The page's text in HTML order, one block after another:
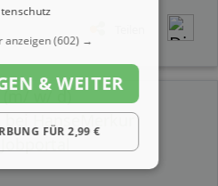
w/ d)
HanseMerkur
anzeigen(602) →
& WEITER
FÜR 2,99 €